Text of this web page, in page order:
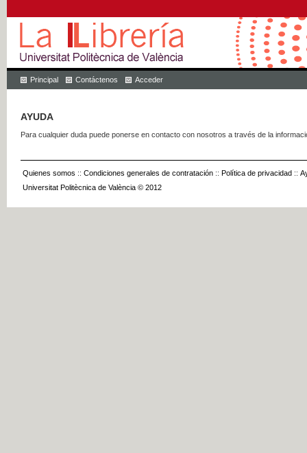
Principal Contáctenos Acceder
AYUDA
Para cualquier duda puede ponerse en contacto con nosotros a través de la
Quienes somos :: Condiciones generales de contratación :: Política de privacidad ::
Universitat Politècnica de València © 2012